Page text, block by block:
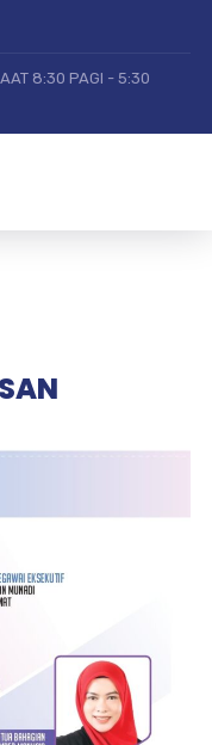
8:30 PAGI - 5:30